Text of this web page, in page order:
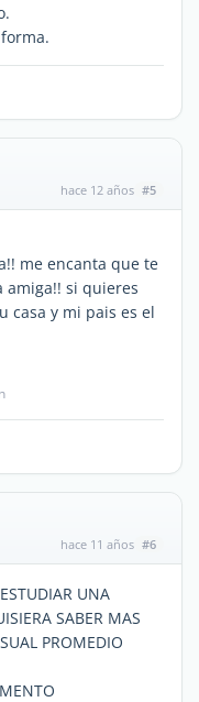
hace 12 años #5
me encanta que te
amiga!! si quieres
casa y mi pais es el
hace 11 años #6
UNA
SABER MAS
PROMEDIO